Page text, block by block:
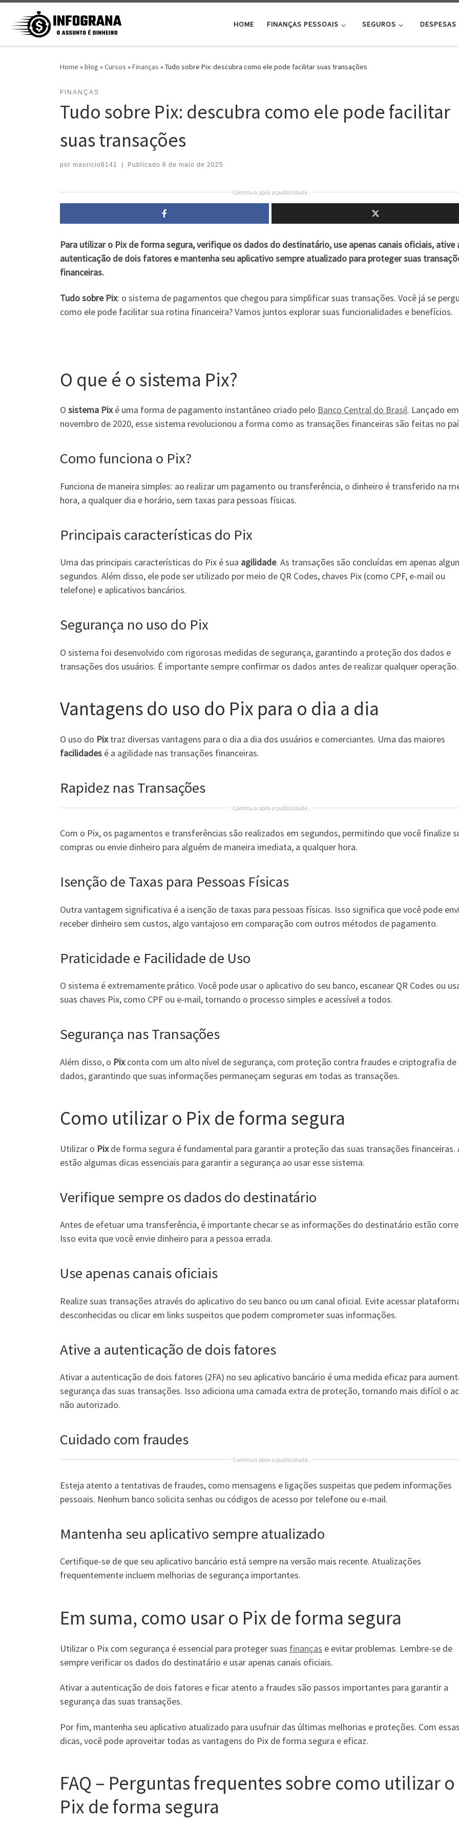
Skip to content
HOME FINANÇAS PESSOAIS SEGUROS DESPESAS
Home »blog »Cursos »Finanças »Tudo sobre Pix: descubra como ele pode facilitar suas transações
FINANÇAS
Tudo sobre Pix: descubra como ele pode facilitar
suas transações
por mauricio6141 | Publicado 6 de maio de 2025
Continua após a publicidade..
Para utilizar o Pix de forma segura, verifique os dados do destinatário, use apenas canais oficiais, ative
autenticação de dois fatores e mantenha seu aplicativo sempre atualizado para proteger suas
financeiras.
Tudo sobre Pix: o sistema de pagamentos que chegou para simplificar suas transações. Você já se
como ele pode facilitar sua rotina financeira? Vamos juntos explorar suas funcionalidades e benefícios.
O que é o sistema Pix?
O sistema Pixé uma forma de pagamento instantâneo criado pelo Banco Central do Brasil. Lançado em
novembro de 2020, esse sistema revolucionou a forma como as transações financeiras são feitas no
Como funciona o Pix?
Funciona de maneira simples: ao realizar um pagamento ou transferência, o dinheiro é transferido na
hora, a qualquer dia e horário, sem taxas para pessoas físicas.
Principais características do Pix
Uma das principais características do Pix é sua agilidade. As transações são concluídas em apenas
segundos. Além disso, ele pode ser utilizado por meio de QR Codes, chaves Pix (como CPF, e-mail ou
telefone) e aplicativos bancários.
Segurança no uso do Pix
O sistema foi desenvolvido com rigorosas medidas de segurança, garantindo a proteção dos dados e
transações dos usuários. É importante sempre confirmar os dados antes de realizar qualquer operação.
Vantagens do uso do Pix para o dia a dia
O uso do Pixtraz diversas vantagens para o dia a dia dos usuários e comerciantes. Uma das maiores
facilidades é a agilidade nas transações financeiras.
Rapidez nas Transações
Continua após a publicidade..
Com o Pix, os pagamentos e transferências são realizados em segundos, permitindo que você finalize
compras ou envie dinheiro para alguém de maneira imediata, a qualquer hora.
Isenção de Taxas para Pessoas Físicas
Outra vantagem significativa é a isenção de taxas para pessoas físicas. Isso significa que você pode
receber dinheiro sem custos, algo vantajoso em comparação com outros métodos de pagamento.
Praticidade e Facilidade de Uso
O sistema é extremamente prático. Você pode usar o aplicativo do seu banco, escanear QR Codes ou
suas chaves Pix, como CPF ou e-mail, tornando o processo simples e acessível a todos.
Segurança nas Transações
Além disso, o Pixconta com um alto nível de segurança, com proteção contra fraudes e criptografia de
dados, garantindo que suas informações permaneçam seguras em todas as transações.
Como utilizar o Pix de forma segura
Utilizar o Pixde forma segura é fundamental para garantir a proteção das suas transações financeiras.
estão algumas dicas essenciais para garantir a segurança ao usar esse sistema.
Verifique sempre os dados do destinatário
Antes de efetuar uma transferência, é importante checar se as informações do destinatário estão
Isso evita que você envie dinheiro para a pessoa errada.
Use apenas canais oficiais
Realize suas transações através do aplicativo do seu banco ou um canal oficial. Evite acessar
desconhecidas ou clicar em links suspeitos que podem comprometer suas informações.
Ative a autenticação de dois fatores
Ativar a autenticação de dois fatores (2FA) no seu aplicativo bancário é uma medida eficaz para
segurança das suas transações. Isso adiciona uma camada extra de proteção, tornando mais difícil o
não autorizado.
Cuidado com fraudes
Continua após a publicidade..
Esteja atento a tentativas de fraudes, como mensagens e ligações suspeitas que pedem informações
pessoais. Nenhum banco solicita senhas ou códigos de acesso por telefone ou e-mail.
Mantenha seu aplicativo sempre atualizado
Certifique-se de que seu aplicativo bancário está sempre na versão mais recente. Atualizações
frequentemente incluem melhorias de segurança importantes.
Em suma, como usar o Pix de forma segura
Utilizar o Pix com segurança é essencial para proteger suas finanças e evitar problemas. Lembre-se de
sempre verificar os dados do destinatário e usar apenas canais oficiais.
Ativar a autenticação de dois fatores e ficar atento a fraudes são passos importantes para garantir a
segurança das suas transações.
Por fim, mantenha seu aplicativo atualizado para usufruir das últimas melhorias e proteções. Com essas
dicas, você pode aproveitar todas as vantagens do Pix de forma segura e eficaz.
FAQ – Perguntas frequentes sobre como utilizar o
Pix de forma segura